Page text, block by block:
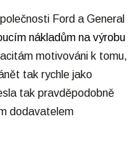
Ford a General
nákladům na výrobu
motivováni k tomu,
tak rychle jako
tak pravděpodobně
dodavatelem